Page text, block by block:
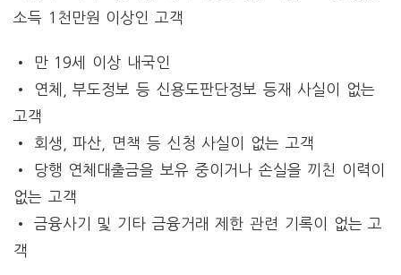
소득 1천만원 이상인 고객
• 만 19세 이상 내국인
• 연체, 부도정보 등 신용도판단정보 등재 사실이 없는
고객
• 회생, 파산, 면책 등 신청 사실이 없는 고객
• 당행 연체대출금을 보유 중이거나 손실을 끼친 이력이
없는 고객
• 금융사기 및 기타 금융거래 제한 관련 기록이 없는 고
객